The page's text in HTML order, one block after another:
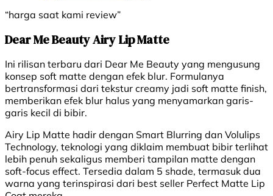
“harga saat kami review”
Dear Me Beauty Airy Lip Matte
Ini rilisan terbaru dari Dear Me Beauty yang mengusung
konsep soft matte dengan efek blur. Formulanya
bertransformasi dari tekstur creamy jadi soft matte finish,
memberikan efek blur halus yang menyamarkan garis-
garis kecil di bibir.
Airy Lip Matte hadir dengan Smart Blurring dan Volulips
Technology, teknologi yang diklaim membuat bibir terlihat
lebih penuh sekaligus memberi tampilan matte dengan
soft-focus effect. Tersedia dalam 5 shade, termasuk dua
warna yang terinspirasi dari best seller Perfect Matte Lip